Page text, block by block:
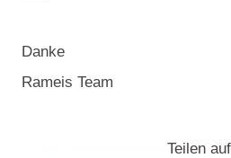
Danke
Rameis Team
Teilen